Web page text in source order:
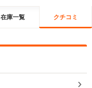
在庫一覧 クチコミ